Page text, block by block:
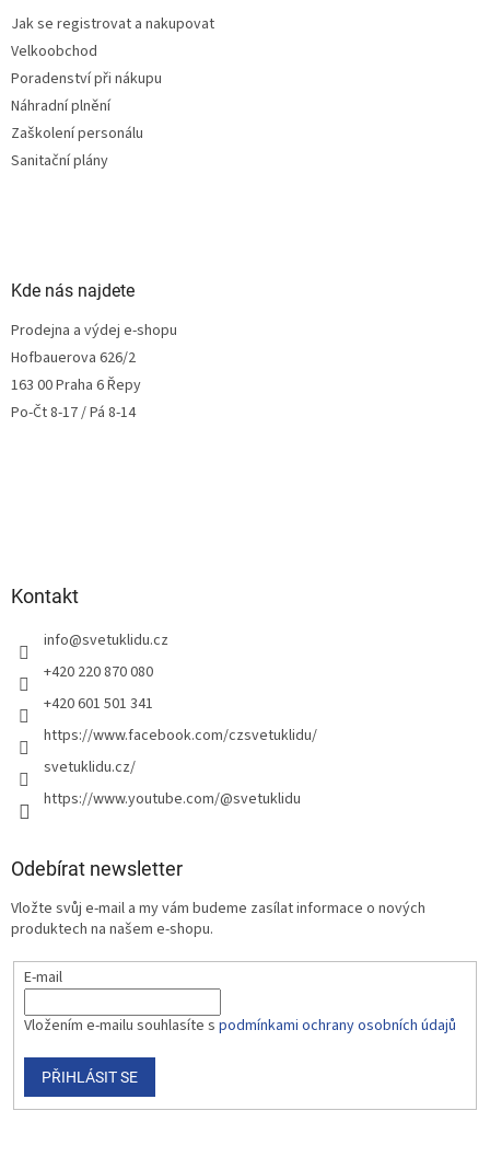
Jak se registrovat a nakupovat
Velkoobchod
Poradenství při nákupu
Náhradní plnění
Zaškolení personálu
Sanitační plány
Kde nás najdete
Prodejna a výdej e-shopu
Hofbauerova 626/2
163 00 Praha 6 Řepy
Po-Čt 8-17 / Pá 8-14
Kontakt
info@svetuklidu.cz
+420 220 870 080
+420 601 501 341
https://www.facebook.com/czsvetuklidu/
svetuklidu.cz/
https://www.youtube.com/@svetuklidu
Odebírat newsletter
Vložte svůj e-mail a my vám budeme zasílat informace o nových
produktech na našem e-shopu.
E-mail
Vložením e-mailu souhlasíte s podmínkami ochrany osobních údajů
PŘIHLÁSIT SE